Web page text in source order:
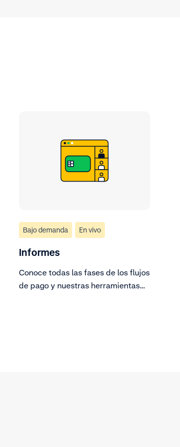
Bajo demanda En vivo
Informes
Conoce todas las fases de los flujos
de pago y nuestras herramientas